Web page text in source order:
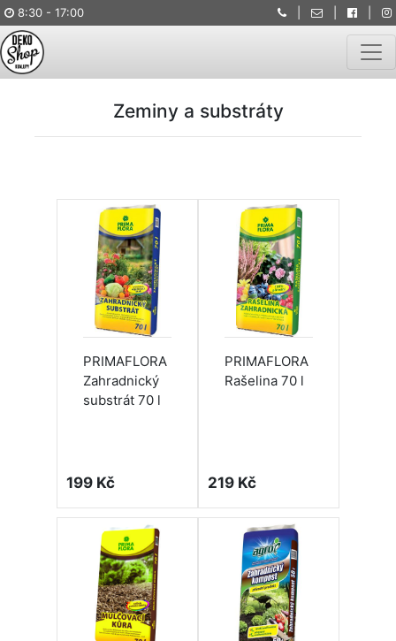
8:30 - 17:00
Zeminy a substráty
PRIMAFLORA
Zahradnický
substrát 70 l
199 Kč
PRIMAFLORA
Rašelina 70 l
219 Kč